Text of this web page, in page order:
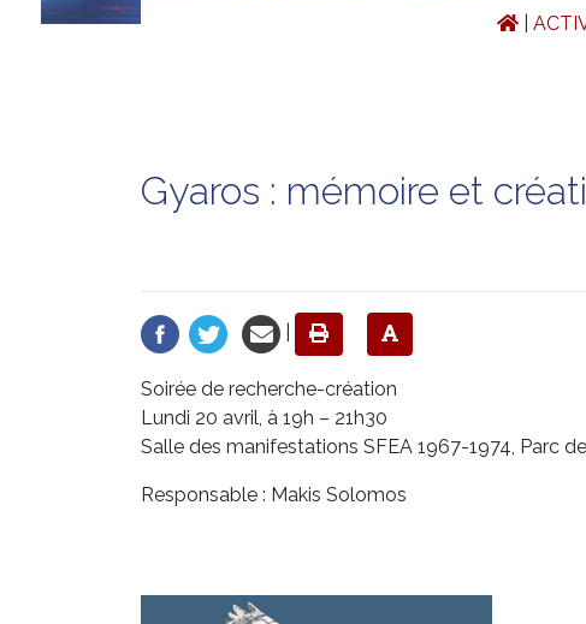
Gyaros : mémoire et
Soirée de recherche-création
Lundi 20 avril, à 19h – 21h30
Salle des manifestations SFEA 1967-1974, Parc
Responsable : Makis Solomos